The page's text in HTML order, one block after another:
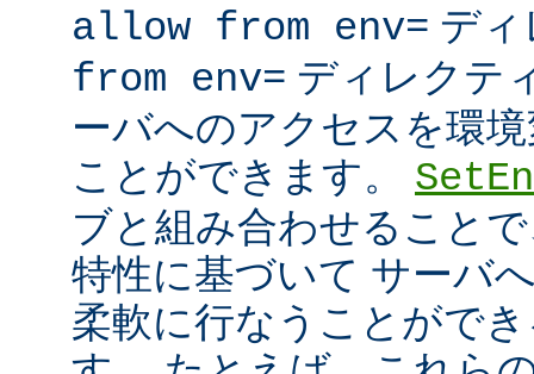
allow from env= デ
from env= ディレクテ
ーバへのアクセスを環
ことができます。
ブと組み合わせること
特性に基づいて サーバ
柔軟に行なうことがで